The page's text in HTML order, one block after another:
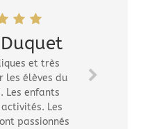
et très
les élèves du
Les enfants
Les
passionnés